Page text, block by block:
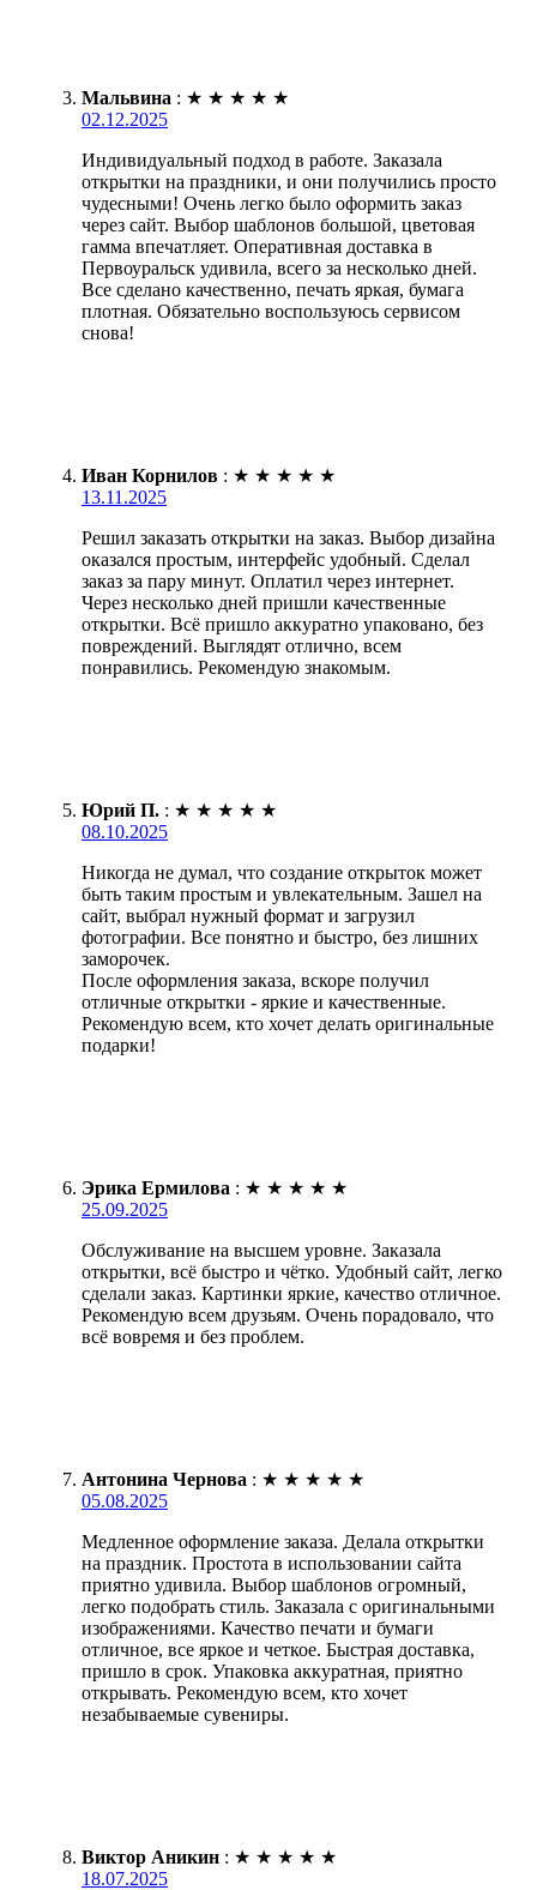
Мальвина : ★ ★ ★ ★ ★
02.12.2025
Индивидуальный подход в работе. Заказала
открытки на праздники, и они получились просто
чудесными! Очень легко было оформить заказ
через сайт. Выбор шаблонов большой, цветовая
гамма впечатляет. Оперативная доставка в
Первоуральск удивила, всего за несколько дней.
Все сделано качественно, печать яркая, бумага
плотная. Обязательно воспользуюсь сервисом
снова!
Иван Корнилов : ★ ★ ★ ★ ★
13.11.2025
Решил заказать открытки на заказ. Выбор дизайна
оказался простым, интерфейс удобный. Сделал
заказ за пару минут. Оплатил через интернет.
Через несколько дней пришли качественные
открытки. Всё пришло аккуратно упаковано, без
повреждений. Выглядят отлично, всем
понравились. Рекомендую знакомым.
Юрий П. : ★ ★ ★ ★ ★
08.10.2025
Никогда не думал, что создание открыток может
быть таким простым и увлекательным. Зашел на
сайт, выбрал нужный формат и загрузил
фотографии. Все понятно и быстро, без лишних
заморочек.
После оформления заказа, вскоре получил
отличные открытки - яркие и качественные.
Рекомендую всем, кто хочет делать оригинальные
подарки!
Эрика Ермилова : ★ ★ ★ ★ ★
25.09.2025
Обслуживание на высшем уровне. Заказала
открытки, всё быстро и чётко. Удобный сайт, легко
сделали заказ. Картинки яркие, качество отличное.
Рекомендую всем друзьям. Очень порадовало, что
всё вовремя и без проблем.
Антонина Чернова : ★ ★ ★ ★ ★
05.08.2025
Медленное оформление заказа. Делала открытки
на праздник. Простота в использовании сайта
приятно удивила. Выбор шаблонов огромный,
легко подобрать стиль. Заказала с оригинальными
изображениями. Качество печати и бумаги
отличное, все яркое и четкое. Быстрая доставка,
пришло в срок. Упаковка аккуратная, приятно
открывать. Рекомендую всем, кто хочет
незабываемые сувениры.
Виктор Аникин : ★ ★ ★ ★ ★
18.07.2025